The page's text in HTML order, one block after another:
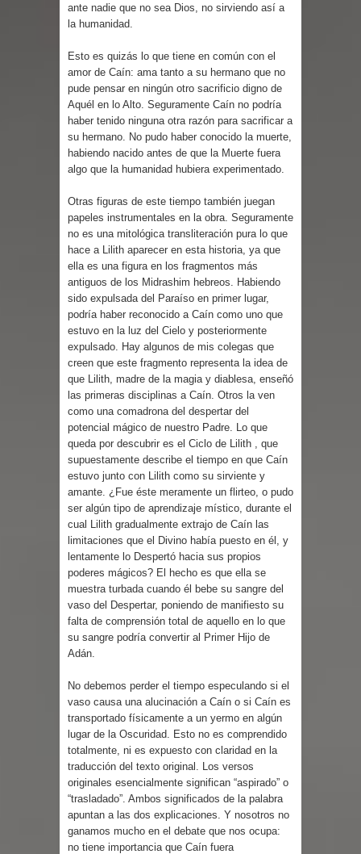
ante nadie que no sea Dios, no sirviendo así a
la humanidad.
Esto es quizás lo que tiene en común con el
amor de Caín: ama tanto a su hermano que no
pude pensar en ningún otro sacrificio digno de
Aquél en lo Alto. Seguramente Caín no podría
haber tenido ninguna otra razón para sacrificar a
su hermano. No pudo haber conocido la muerte,
habiendo nacido antes de que la Muerte fuera
algo que la humanidad hubiera experimentado.
Otras figuras de este tiempo también juegan
papeles instrumentales en la obra. Seguramente
no es una mitológica transliteración pura lo que
hace a Lilith aparecer en esta historia, ya que
ella es una figura en los fragmentos más
antiguos de los Midrashim hebreos. Habiendo
sido expulsada del Paraíso en primer lugar,
podría haber reconocido a Caín como uno que
estuvo en la luz del Cielo y posteriormente
expulsado. Hay algunos de mis colegas que
creen que este fragmento representa la idea de
que Lilith, madre de la magia y diablesa, enseñó
las primeras disciplinas a Caín. Otros la ven
como una comadrona del despertar del
potencial mágico de nuestro Padre. Lo que
queda por descubrir es el Ciclo de Lilith , que
supuestamente describe el tiempo en que Caín
estuvo junto con Lilith como su sirviente y
amante. ¿Fue éste meramente un flirteo, o pudo
ser algún tipo de aprendizaje místico, durante el
cual Lilith gradualmente extrajo de Caín las
limitaciones que el Divino había puesto en él, y
lentamente lo Despertó hacia sus propios
poderes mágicos? El hecho es que ella se
muestra turbada cuando él bebe su sangre del
vaso del Despertar, poniendo de manifiesto su
falta de comprensión total de aquello en lo que
su sangre podría convertir al Primer Hijo de
Adán.
No debemos perder el tiempo especulando si el
vaso causa una alucinación a Caín o si Caín es
transportado físicamente a un yermo en algún
lugar de la Oscuridad. Esto no es comprendido
totalmente, ni es expuesto con claridad en la
traducción del texto original. Los versos
originales esencialmente significan “aspirado” o
“trasladado”. Ambos significados de la palabra
apuntan a las dos explicaciones. Y nosotros no
ganamos mucho en el debate que nos ocupa:
no tiene importancia que Caín fuera